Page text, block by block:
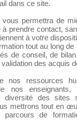
dans ce site.
vous permettra de
prendre contact,
à votre
tout au long
de conseil, de bilan
des acquis
nos ressources
nos
diversité des sites
mettrons tout en
de